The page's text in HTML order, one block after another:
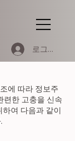
로그인
에 따라 정보주
련한 고충을 신속
여 다음과 같이